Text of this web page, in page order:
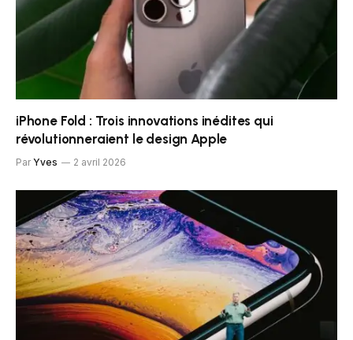
iPhone Fold : Trois innovations inédites qui
révolutionneraient le design Apple
Par Yves 2 avril 2026